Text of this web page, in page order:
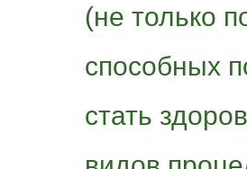
(не только
способных
стать